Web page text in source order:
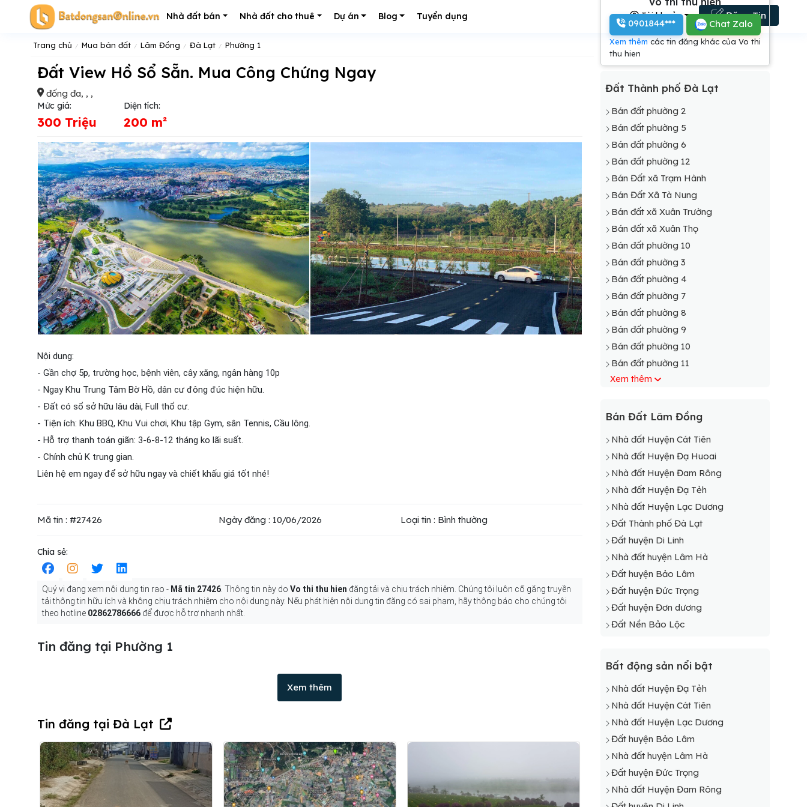
Nhà đất bán Nhà đất cho thuê Dự án Blog Tuyển dụng Đăng Tin
Tài khoản
Trang chủ Mua bán đất Lâm Đồng Đà Lạt Phường 1
Đất View Hồ Sổ Sẵn. Mua Công Chứng Ngay
đống đa, , ,
Mức giá:
300 Triệu
Diện tích:
200 m²
Nội dung:
- Gần chợ 5p, trường học, bệnh viên, cây xăng, ngân hàng 10p
- Ngay Khu Trung Tâm Bờ Hồ, dân cư đông đúc hiện hữu.
- Đất có sổ sở hữu lâu dài, Full thổ cư.
- Tiện ích: Khu BBQ, Khu Vui chơi, Khu tập Gym, sân Tennis, Cầu lông.
- Hỗ trợ thanh toán giãn: 3-6-8-12 tháng ko lãi suất.
- Chính chủ K trung gian.
Liên hệ em ngay để sở hữu ngay và chiết khấu giá tốt nhé!
Mã tin : #27426 Ngày đăng : 10/06/2026 Loại tin : Bình thường
Chia sẻ:
Quý vị đang xem nội dung tin rao - Mã tin 27426. Thông tin này do Vo thi thu hien đăng tải và chịu trách nhiệm. Chúng tôi luôn cố gắng truyền
tải thông tin hữu ích và không chịu trách nhiệm cho nội dung này. Nếu phát hiện nội dung tin đăng có sai phạm, hãy thông báo cho chúng tôi
theo hotline 02862786666 để được hỗ trợ nhanh nhất.
Tin đăng tại Phường 1
Xem thêm
Tin đăng tại Đà Lạt
0901844*** Chat Zalo
Xem thêmcác tin đăng khác của Vo thi
thu hien
Đất Thành phố Đà Lạt
Bán đất phường 2
Bán đất phường 5
Bán đất phường 6
Bán đất phường 12
Bán Đất xã Trạm Hành
Bán Đất Xã Tà Nung
Bán đất xã Xuân Trường
Bán đất xã Xuân Thọ
Bán đất phường 10
Bán đất phường 3
Bán đất phường 4
Bán đất phường 7
Bán đất phường 8
Bán đất phường 9
Bán đất phường 10
Bán đất phường 11
Xem thêm
Bán Đất Lâm Đồng
Nhà đất Huyện Cát Tiên
Nhà đất Huyện Đạ Huoai
Nhà đất Huyện Đam Rông
Nhà đất Huyện Đạ Tẻh
Nhà đất Huyện Lạc Dương
Đất Thành phố Đà Lạt
Đất huyện Di Linh
Nhà đất huyện Lâm Hà
Đất huyện Bảo Lâm
Đất huyện Đức Trọng
Đất huyện Đơn dương
Đất Nền Bảo Lộc
Bất động sản nổi bật
Nhà đất Huyện Đạ Tẻh
Nhà đất Huyện Cát Tiên
Nhà đất Huyện Lạc Dương
Đất huyện Bảo Lâm
Nhà đất huyện Lâm Hà
Đất huyện Đức Trọng
Nhà đất Huyện Đam Rông